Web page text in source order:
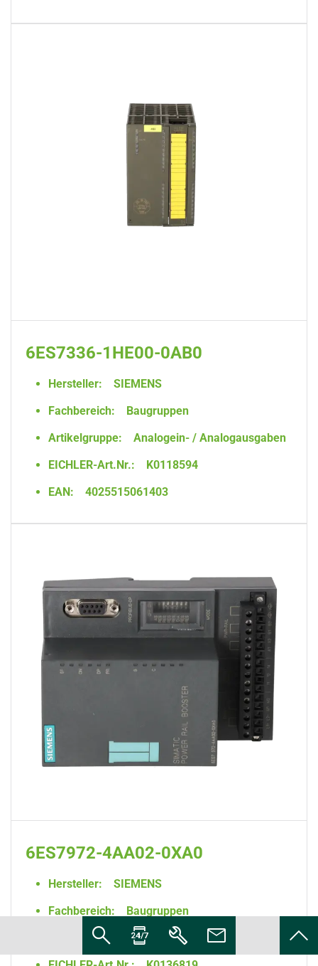
6ES7336-1HE00-0AB0
Hersteller:
SIEMENS
Fachbereich:
Baugruppen
Artikelgruppe:
Analogein- / Analogausgaben
EICHLER-Art.Nr.:
K0118594
EAN:
4025515061403
6ES7972-4AA02-0XA0
Hersteller:
SIEMENS
Fachbereich:
Baugruppen
Artikelgruppe:
Kommunikationsbaugruppen